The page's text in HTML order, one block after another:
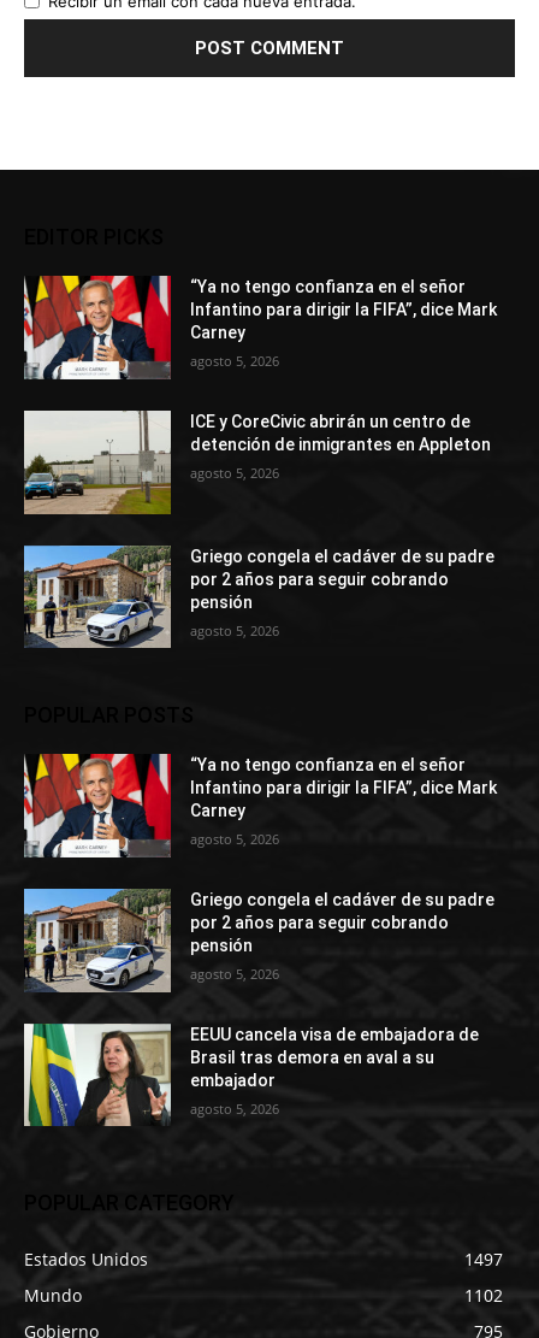
“Ya no tengo confianza en el señor
Infantino para dirigir la FIFA”, dice Mark
Carney
agosto 5, 2026
ICE y CoreCivic abrirán un centro de
detención de inmigrantes en Appleton
agosto 5, 2026
Griego congela el cadáver de su padre
por 2 años para seguir cobrando
pensión
agosto 5, 2026
“Ya no tengo confianza en el señor
Infantino para dirigir la FIFA”, dice Mark
Carney
agosto 5, 2026
Griego congela el cadáver de su padre
por 2 años para seguir cobrando
pensión
agosto 5, 2026
EEUU cancela visa de embajadora de
Brasil tras demora en aval a su
embajador
agosto 5, 2026
POPULAR CATEGORY
Estados Unidos
1497
Mundo
1102
Gobierno
795